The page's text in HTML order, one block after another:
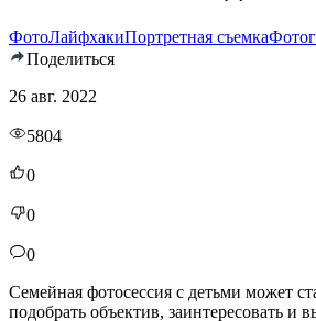
ФотоЛайфхакиПортретная съемка
Поделиться
26 авг. 2022
5804
0
0
0
Семейная фотосессия с детьми может
подобрать объектив, заинтересовать